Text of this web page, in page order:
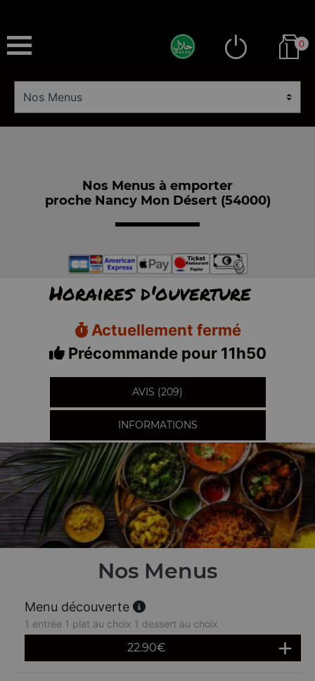
0
Nos Menus à emporter
proche Nancy Mon Désert (54000)
Horaires d'ouverture
Actuellement fermé
Précommande pour 11h50
AVIS (209)
INFORMATIONS
Nos Menus
Menu découverte
1 entrée 1 plat au choix 1 dessert au choix
22.90€